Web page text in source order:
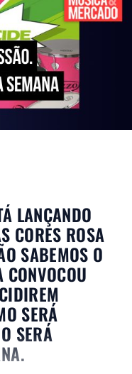
LANÇANDO
CORES ROSA
SABEMOS O
SERÁ
SERÁ